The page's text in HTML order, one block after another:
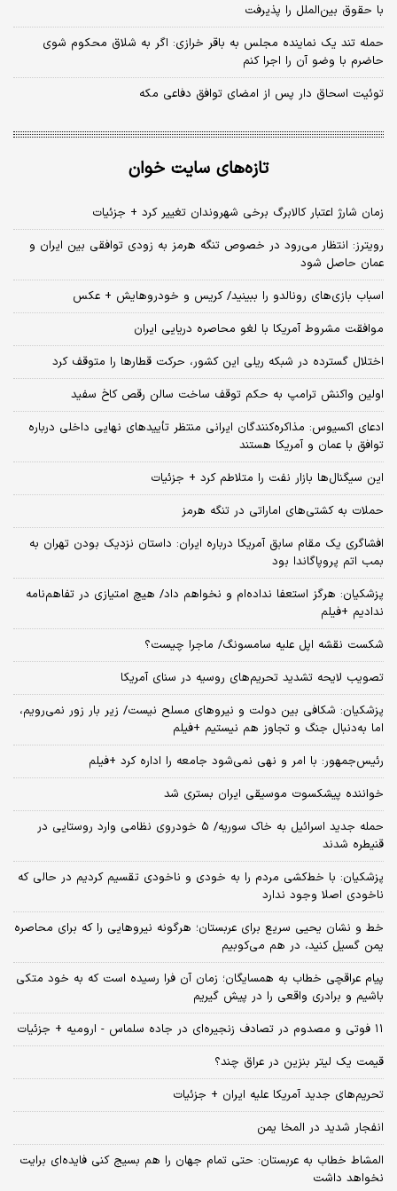
با حقوق بین‌الملل را پذیرفت
حمله تند یک نماینده مجلس به باقر خرازی: اگر به شلاق محکوم شوی
حاضرم با وضو آن را اجرا کنم
توئیت اسحاق دار پس از امضای توافق دفاعی مکه
تازه‌های سایت خوان
زمان شارژ اعتبار کالابرگ برخی شهروندان تغییر کرد + جزئیات
رویترز: انتظار می‌رود در خصوص تنگه هرمز به زودی توافقی بین ایران و
عمان حاصل شود
اسباب‌ بازی‌های رونالدو را ببینید/ کریس و خودروهایش + عکس
موافقت مشروط آمریکا با لغو محاصره دریایی ایران
اختلال گسترده در شبکه ریلی این کشور، حرکت قطارها را متوقف کرد
اولین واکنش ترامپ به حکم توقف ساخت سالن رقص کاخ سفید
ادعای اکسیوس: مذاکره‌کنندگان ایرانی منتظر تأییدهای نهایی داخلی درباره
توافق با عمان و آمریکا هستند
این سیگنال‌ها بازار نفت را متلاطم کرد + جزئیات
حملات به کشتی‌های اماراتی در تنگه هرمز
افشاگری یک مقام سابق آمریکا درباره ایران: داستان نزدیک بودن تهران به
بمب اتم پروپاگاندا بود
پزشکیان: هرگز استعفا نداده‌ام و نخواهم داد/ هیچ امتیازی در تفاهم‌نامه
ندادیم +فیلم
شکست نقشه اپل علیه سامسونگ/ ماجرا چیست؟
تصویب لایحه تشدید تحریم‌های روسیه در سنای آمریکا
پزشکیان: شکافی بین دولت و نیروهای مسلح نیست/ زیر بار زور نمی‌رویم،
اما به‌دنبال جنگ و تجاوز هم نیستیم +فیلم
رئیس‌جمهور: با امر و نهی نمی‌شود جامعه را اداره کرد +فیلم
خواننده پیشکسوت موسیقی ایران بستری شد
حمله جدید اسرائیل به خاک سوریه/ ۵ خودروی نظامی وارد روستایی در
قنیطره شدند
پزشکیان: با خط‌کشی مردم را به خودی و ناخودی تقسیم کردیم در حالی که
ناخودی اصلا وجود ندارد
خط و نشان یحیی سریع برای عربستان؛ هرگونه نیروهایی را که برای محاصره
یمن گسیل کنید، در هم می‌کوبیم
پیام عراقچی خطاب به همسایگان؛ زمان آن فرا رسیده است که به خود متکی
باشیم و برادری واقعی را در پیش گیریم
۱۱ فوتی و مصدوم در تصادف زنجیره‌ای در جاده سلماس - ارومیه + جزئیات
قیمت یک لیتر بنزین در عراق چند؟
تحریم‌های جدید آمریکا علیه ایران + جزئیات
انفجار شدید در المخا یمن
المشاط خطاب به عربستان: حتی تمام جهان را هم بسیج کنی فایده‌ای برایت
نخواهد داشت